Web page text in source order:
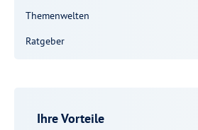
Themenwelten
Ratgeber
Ihre Vorteile